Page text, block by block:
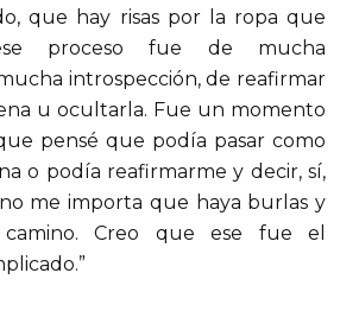
que hay risas por la ropa que
proceso fue de mucha
introspección, de reafirmar
u ocultarla. Fue un momento
pensé que podía pasar como
o podía reafirmarme y decir, sí,
me importa que haya burlas y
Creo que ese fue el